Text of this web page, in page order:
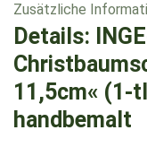
Zusätzliche
Details:
11,5cm« (1-
handbemalt